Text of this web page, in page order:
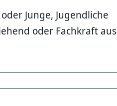
Junge, Jugendliche
oder Fachkraft aus